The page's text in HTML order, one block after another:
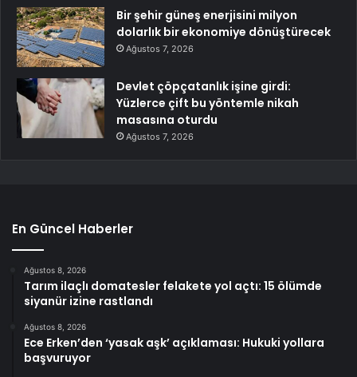
Bir şehir güneş enerjisini milyon
dolarlık bir ekonomiye dönüştürecek
Ağustos 7, 2026
Devlet çöpçatanlık işine girdi:
Yüzlerce çift bu yöntemle nikah
masasına oturdu
Ağustos 7, 2026
En Güncel Haberler
Ağustos 8, 2026
Tarım ilaçlı domatesler felakete yol açtı: 15 ölümde
siyanür izine rastlandı
Ağustos 8, 2026
Ece Erken’den ‘yasak aşk’ açıklaması: Hukuki yollara
başvuruyor